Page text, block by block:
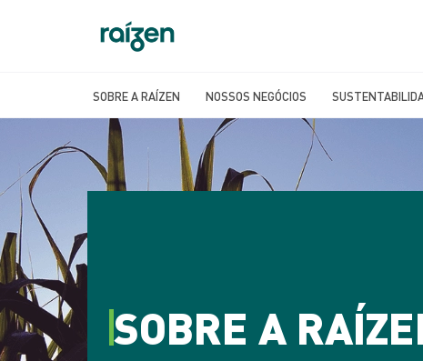
SOBRE A RAÍZEN NOSSOS NEGÓCIOS
SOBRE A